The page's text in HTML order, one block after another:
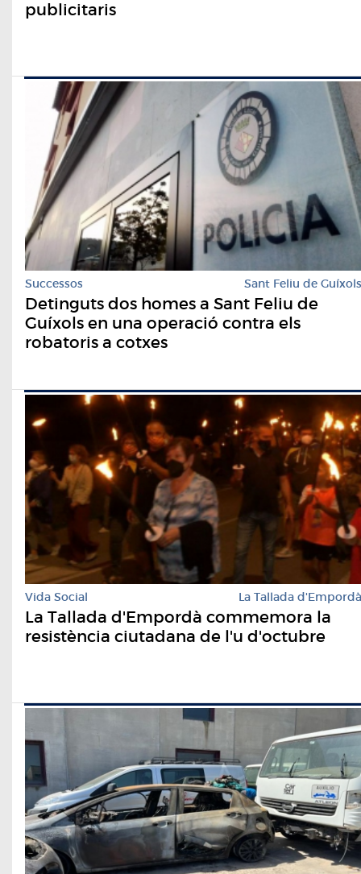
publicitaris
Successos Sant Feliu de Guíxols
Detinguts dos homes a Sant Feliu de
Guíxols en una operació contra els
robatoris a cotxes
Vida Social La Tallada d'Empordà
La Tallada d'Empordà commemora la
resistència ciutadana de l'u d'octubre